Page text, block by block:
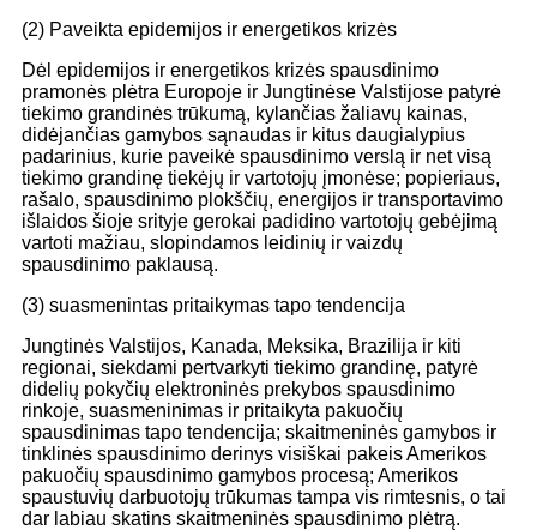
(2) Paveikta epidemijos ir energetikos krizės
Dėl epidemijos ir energetikos krizės spausdinimo
pramonės plėtra Europoje ir Jungtinėse Valstijose patyrė
tiekimo grandinės trūkumą, kylančias žaliavų kainas,
didėjančias gamybos sąnaudas ir kitus daugialypius
padarinius, kurie paveikė spausdinimo verslą ir net visą
tiekimo grandinę tiekėjų ir vartotojų įmonėse; popieriaus,
rašalo, spausdinimo plokščių, energijos ir transportavimo
išlaidos šioje srityje gerokai padidino vartotojų gebėjimą
vartoti mažiau, slopindamos leidinių ir vaizdų
spausdinimo paklausą.
(3) suasmenintas pritaikymas tapo tendencija
Jungtinės Valstijos, Kanada, Meksika, Brazilija ir kiti
regionai, siekdami pertvarkyti tiekimo grandinę, patyrė
didelių pokyčių elektroninės prekybos spausdinimo
rinkoje, suasmeninimas ir pritaikyta pakuočių
spausdinimas tapo tendencija; skaitmeninės gamybos ir
tinklinės spausdinimo derinys visiškai pakeis Amerikos
pakuočių spausdinimo gamybos procesą; Amerikos
spaustuvių darbuotojų trūkumas tampa vis rimtesnis, o tai
dar labiau skatins skaitmeninės spausdinimo plėtrą.